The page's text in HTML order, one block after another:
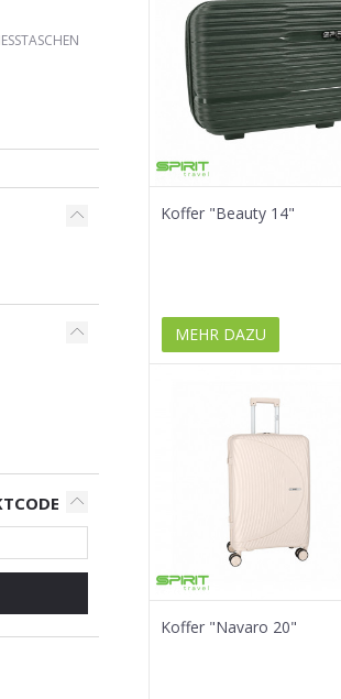
Koffer "Beauty 14"
MEHR DAZU
Koffer "Navaro 20"